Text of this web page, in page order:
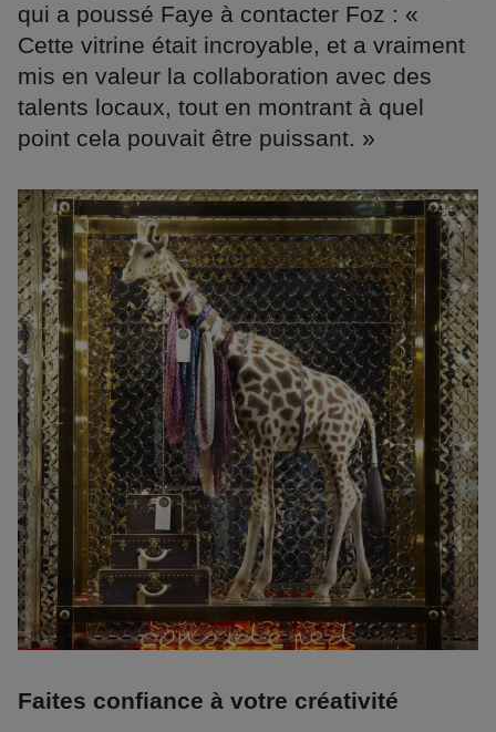
qui a poussé Faye à contacter Foz : «
Cette vitrine était incroyable, et a vraiment
mis en valeur la collaboration avec des
talents locaux, tout en montrant à quel
point cela pouvait être puissant. »
Faites confiance à votre créativité